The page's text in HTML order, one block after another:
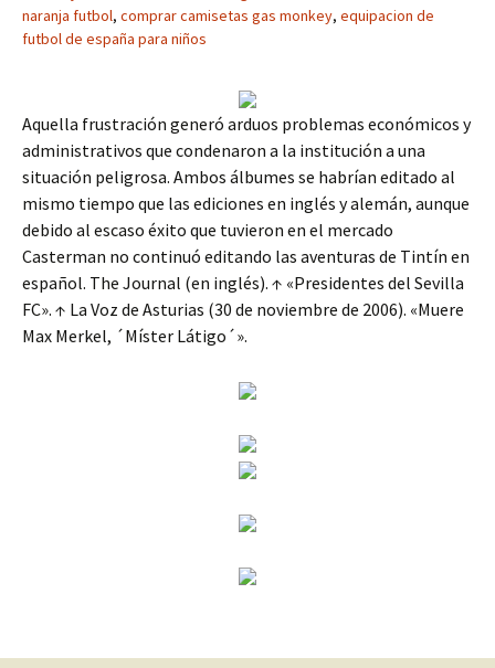
naranja futbol, comprar camisetas gas monkey, equipacion de
futbol de españa para niños
Aquella frustración generó arduos problemas económicos y
administrativos que condenaron a la institución a una
situación peligrosa. Ambos álbumes se habrían editado al
mismo tiempo que las ediciones en inglés y alemán, aunque
debido al escaso éxito que tuvieron en el mercado
Casterman no continuó editando las aventuras de Tintín en
español. The Journal (en inglés). ↑ «Presidentes del Sevilla
FC». ↑ La Voz de Asturias (30 de noviembre de 2006). «Muere
Max Merkel, ´Míster Látigo´».